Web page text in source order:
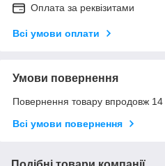
Оплата за реквізитами
Всі умови оплати
Умови повернення
Повернення товару впродовж 14
Всі умови повернення